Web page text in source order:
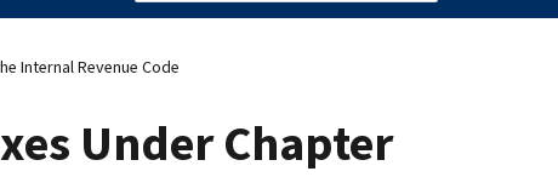
Internal Revenue Code
Under Chapter